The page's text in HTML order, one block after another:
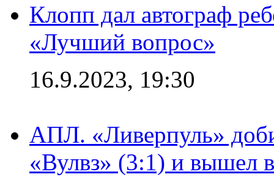
Клопп дал автограф
«Лучший вопрос»
16.9.2023, 19:30
АПЛ. «Ливерпуль»
«Вулвз» (3:1) и вышел